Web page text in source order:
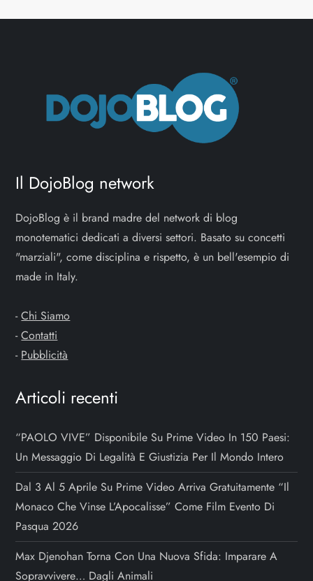
Il DojoBlog network
DojoBlog è il brand madre del network di blog
monotematici dedicati a diversi settori. Basato su concetti
"marziali", come disciplina e rispetto, è un bell'esempio di
made in Italy.
-Chi Siamo
-Contatti
- Pubblicità
Articoli recenti
“PAOLO VIVE” Disponibile Su Prime Video In 150 Paesi:
Un Messaggio Di Legalità E Giustizia Per Il Mondo Intero
Dal 3 Al 5 Aprile Su Prime Video Arriva Gratuitamente “Il
Monaco Che Vinse L’Apocalisse” Come Film Evento Di
Pasqua 2026
Max Djenohan Torna Con Una Nuova Sfida: Imparare A
Sopravvivere… Dagli Animali